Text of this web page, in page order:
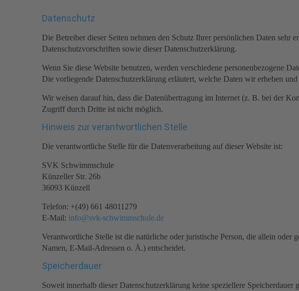
Datenschutz
Die Betreiber dieser Seiten nehmen den Schutz Ihrer persönlichen Daten sehr
Datenschutzvorschriften sowie dieser Datenschutzerklärung.
Wenn Sie diese Website benutzen, werden verschiedene personenbezogene
Die vorliegende Datenschutzerklärung erläutert, welche Daten wir erheben
Wir weisen darauf hin, dass die Datenübertragung im Internet (z. B. bei der
Zugriff durch Dritte ist nicht möglich.
Hinweis zur verantwortlichen Stelle
Die verantwortliche Stelle für die Datenverarbeitung auf dieser Website ist:
SVK Schwimmschule
Künzeller Str. 26b
36093 Künzell
Telefon: +(49) 661 48011279
E-Mail: info@svk-schwimmschule.de
Verantwortliche Stelle ist die natürliche oder juristische Person, die allein
Namen, E-Mail-Adressen o. Ä.) entscheidet.
Speicherdauer
Soweit innerhalb dieser Datenschutzerklärung keine speziellere